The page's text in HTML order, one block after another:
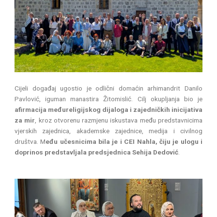
Cijeli događaj ugostio je odlični domaćin arhimandrit Danilo
Pavlović, iguman manastira Žitomislić. Cilj okupljanja bio je
afirmacija međureligijskog dijaloga i zajedničkih inicijativa
za mir , kroz otvorenu razmjenu iskustava među predstavnicima
vjerskih zajednica, akademske zajednice, medija i civilnog
društva. Među učesnicima bila je i CEI Nahla, čiju je ulogu i
doprinos predstavljala predsjednica Sehija Dedović